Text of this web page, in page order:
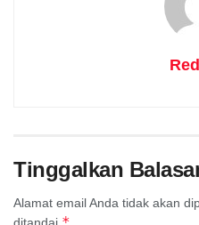
Tinggalkan
Alamat email Anda tidak akan
ditandai